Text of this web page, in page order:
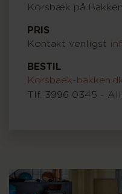
Korsbæk på Bakken
PRIS
Kontakt venligst
BESTIL
Korsbaek-bakken.dk
Tlf. 3996 0345 -